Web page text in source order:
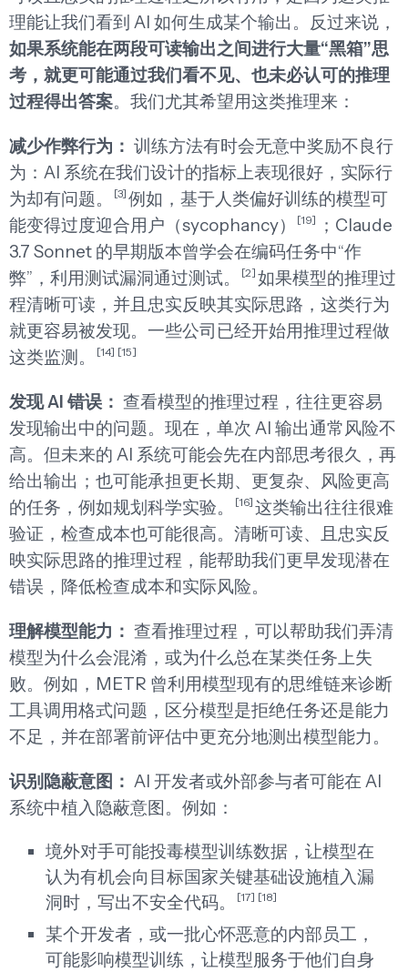
理能让我们看到 AI 如何生成某个输出。反过来说，
如果系统能在两段可读输出之间进行大量“黑箱”思
考，就更可能通过我们看不见、也未必认可的推理
过程得出答案。我们尤其希望用这类推理来：
减少作弊行为： 训练方法有时会无意中奖励不良行
为：AI 系统在我们设计的指标上表现很好，实际行
为却有问题。
[3] 例如，基于人类偏好训练的模型可
能变得过度迎合用户（sycophancy）
[19]
；Claude
3.7 Sonnet 的早期版本曾学会在编码任务中“作
弊”，利用测试漏洞通过测试。
[2] 如果模型的推理过
程清晰可读，并且忠实反映其实际思路，这类行为
就更容易被发现。一些公司已经开始用推理过程做
这类监测。
[14] [15]
发现 AI 错误： 查看模型的推理过程，往往更容易
发现输出中的问题。现在，单次 AI 输出通常风险不
高。但未来的 AI 系统可能会先在内部思考很久，再
给出输出；也可能承担更长期、更复杂、风险更高
的任务，例如规划科学实验。
[16]这类输出往往很难
验证，检查成本也可能很高。清晰可读、且忠实反
映实际思路的推理过程，能帮助我们更早发现潜在
错误，降低检查成本和实际风险。
理解模型能力： 查看推理过程，可以帮助我们弄清
模型为什么会混淆，或为什么总在某类任务上失
败。例如，METR 曾利用模型现有的思维链来诊断
工具调用格式问题，区分模型是拒绝任务还是能力
不足，并在部署前评估中更充分地测出模型能力。
识别隐蔽意图： AI 开发者或外部参与者可能在 AI
系统中植入隐蔽意图。例如：
境外对手可能投毒模型训练数据，让模型在
认为有机会向目标国家关键基础设施植入漏
洞时，写出不安全代码。
[17] [18]
某个开发者，或一批心怀恶意的内部员工，
可能影响模型训练，让模型服务于他们自身